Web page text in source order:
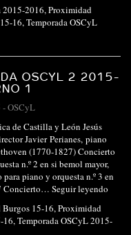
2016,Proximidad
16,Temporada OSCyL
OSCYL 2 2015-
1
-OSCyL
de Castilla y León Jesús
Javier Perianes, piano
(1770-1827) Concierto
n.º 2 en si bemol mayor,
piano y orquesta n.º 3 en
Concierto… Seguir leyendo
15-16, Proximidad
16, Temporada OSCyL 2015-